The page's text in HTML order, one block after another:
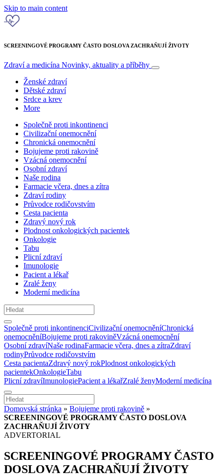
Skip to main content
SCREENINGOVÉ PROGRAMY ČASTO DOSLOVA ZACHRAŇUJÍ ŽIVOTY
Zdraví a medicína Novinky, aktuality a příběhy
Ženské zdraví
Dětské zdraví
Srdce a krev
More
Společně proti inkontinenci
Civilizační onemocnění
Chronická onemocnění
Bojujeme proti rakovině
Vzácná onemocnění
Osobní zdraví
Naše rodina
Farmacie včera, dnes a zítra
Zdraví rodiny
Průvodce rodičovstvím
Cesta pacienta
Zdravý nový rok
Plodnost onkologických pacientek
Onkologie
Tabu
Plicní zdraví
Imunologie
Pacient a lékař
Zralé ženy
Moderní medicína
Společně proti inkontinenciCivilizační onemocněníChronická
onemocněníBojujeme proti rakoviněVzácná onemocnění
Osobní zdravíNaše rodinaFarmacie včera, dnes a zítraZdraví
rodinyPrůvodce rodičovstvím
Cesta pacientaZdravý nový rokPlodnost onkologických
pacientekOnkologieTabu
Plicní zdravíImunologiePacient a lékařZralé ženyModerní medicína
Domovská stránka » Bojujeme proti rakovině »
SCREENINGOVÉ PROGRAMY ČASTO DOSLOVA
ZACHRAŇUJÍ ŽIVOTY
ADVERTORIAL
SCREENINGOVÉ PROGRAMY ČASTO
DOSLOVA ZACHRAŇUJÍ ŽIVOTY